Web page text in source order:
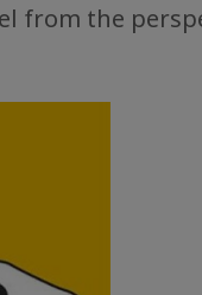
from the